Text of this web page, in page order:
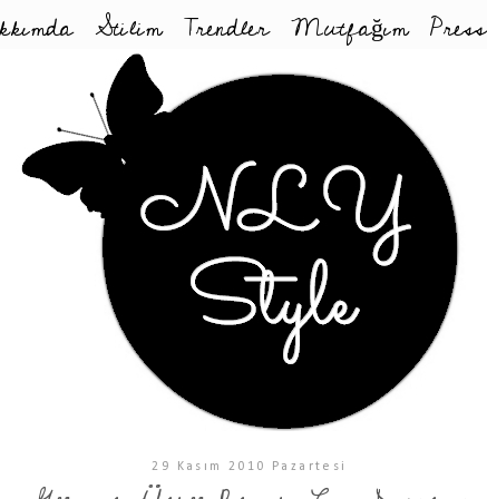
Stilim Trendler Mutfağım Press
29 Kasım 2010 Pazartesi